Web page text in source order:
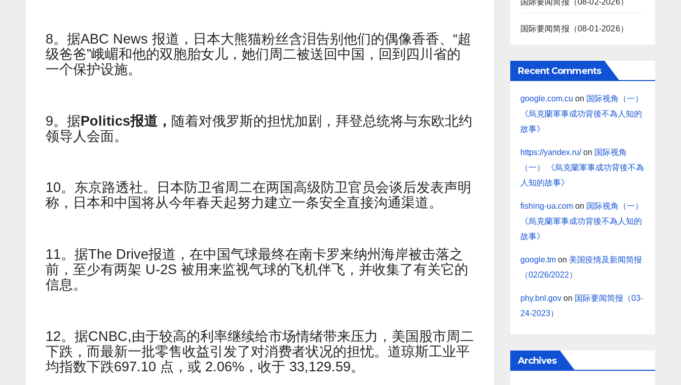
8。据ABC News 报道，日本大熊猫粉丝含泪告别他们的偶像香香、“超
级爸爸”峨嵋和他的双胞胎女儿，她们周二被送回中国，回到四川省的
一个保护设施。
9。据Politics报道， 随着对俄罗斯的担忧加剧，拜登总统将与东欧北约
领导人会面。
10。东京路透社。日本防卫省周二在两国高级防卫官员会谈后发表声明
称，日本和中国将从今年春天起努力建立一条安全直接沟通渠道。
11。据The Drive报道，在中国气球最终在南卡罗来纳州海岸被击落之
前，至少有两架 U-2S 被用来监视气球的飞机伴飞，并收集了有关它的
信息。
12。据CNBC,由于较高的利率继续给市场情绪带来压力，美国股市周二
下跌，而最新一批零售收益引发了对消费者状况的担忧。道琼斯工业平
均指数下跌697.10 点，或 2.06%，收于 33,129.59。
国际要闻简报（08-02-2026）
国际要闻简报（08-01-2026）
Recent Comments
google.com.cu on 国际视角（一）
《烏克蘭軍事成功背後不為人知的
故事》
https://yandex.ru/on 国际视角
（一） 《烏克蘭軍事成功背後不為
人知的故事》
fishing-ua.comon 国际视角（一）
《烏克蘭軍事成功背後不為人知的
故事》
google.tmon 美国疫情及新闻简报
（02/26/2022）
phy.bnl.govon 国际要闻简报（03-
24-2023）
Archives